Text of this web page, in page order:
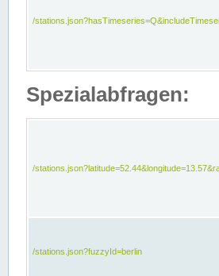
/
Spezialabfragen:
/
/stations.json?fuzzyId=berlin